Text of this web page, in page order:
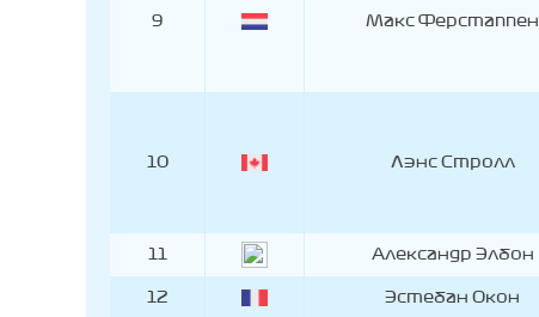
9 Макс Ферстаппен
10 Лэнс Стролл
11 Александр Элбон
12 Эстебан Окон